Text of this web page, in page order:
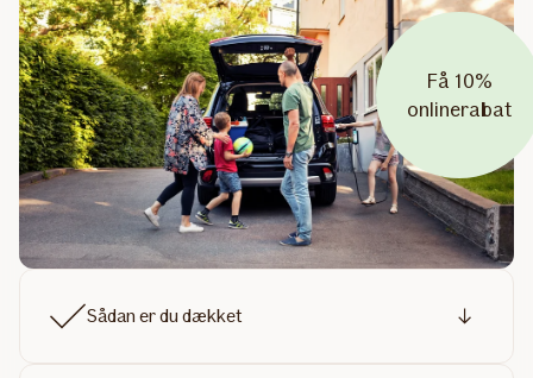
Få 10%
onlinerabat
Sådan er du dækket